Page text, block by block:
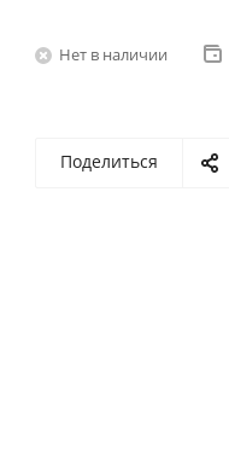
Нет в наличии
Поделиться